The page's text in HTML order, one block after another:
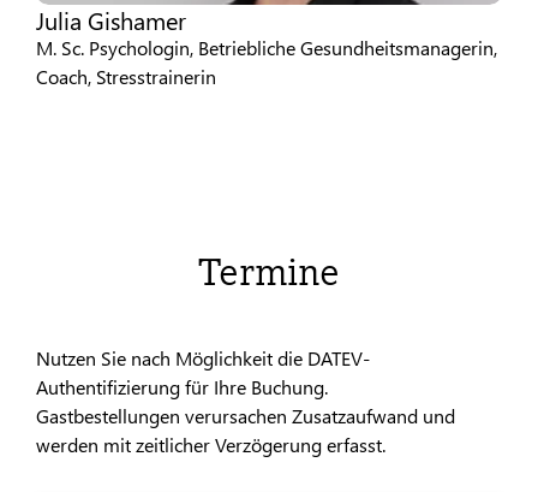
Julia Gishamer
M. Sc. Psychologin, Betriebliche Gesundheitsmanagerin,
Coach, Stresstrainerin
Termine
Nutzen Sie nach Möglichkeit die DATEV-
Authentifizierung für Ihre Buchung.
Gastbestellungen verursachen Zusatzaufwand und
werden mit zeitlicher Verzögerung erfasst.